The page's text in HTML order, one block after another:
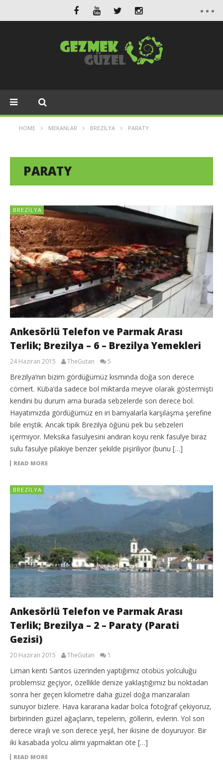
HOME MEKANLAR BREZILYA PARATY
PARATY
BREZILYA
Ankesörlü Telefon ve Parmak Arası
Terlik; Brezilya – 6 – Brezilya Yemekleri
24 Haziran 2015 TheGutan 5
Brezilya’nın bizim gördüğümüz kısmında doğa son derece
cömert. Küba‘da sadece bol miktarda meyve olarak göstermişti
kendini bu durum ama burada sebzelerde son derece bol.
Hayatımızda gördüğümüz en iri bamyalarla karşılaşma şerefine
bile eriştik. Ancak tipik Brezilya öğünü pek bu sebzeleri
içermiyor. Meksika fasulyesini andıran koyu renk fasulye biraz
sulu fasulye pilakiye benzer şekilde pişiriliyor (bunu […]
READ MORE
BREZILYA
Ankesörlü Telefon ve Parmak Arası
Terlik; Brezilya – 2 – Paraty (Parati
Gezisi)
20 Haziran 2015 TheGutan 1
Liman kenti Santos üzerinden yaptığımız otobüs yolculuğu
problemsiz geçiyor, özellikle denize yaklaştığımız bu noktadan
sonra her geçen kilometre daha güzel doğa manzaraları
sunuyor bizlere. Hava kararana kadar bolca fotoğraf çekiyoruz,
birbirinden güzel ağaçların, tepelerin, göllerin, evlerin. Yol son
derece virajlı ve son derece yeşil, her ikisine de doyuruyor. Bir
iki kasabada yolcu alımı yapmaktan öte […]
READ MORE